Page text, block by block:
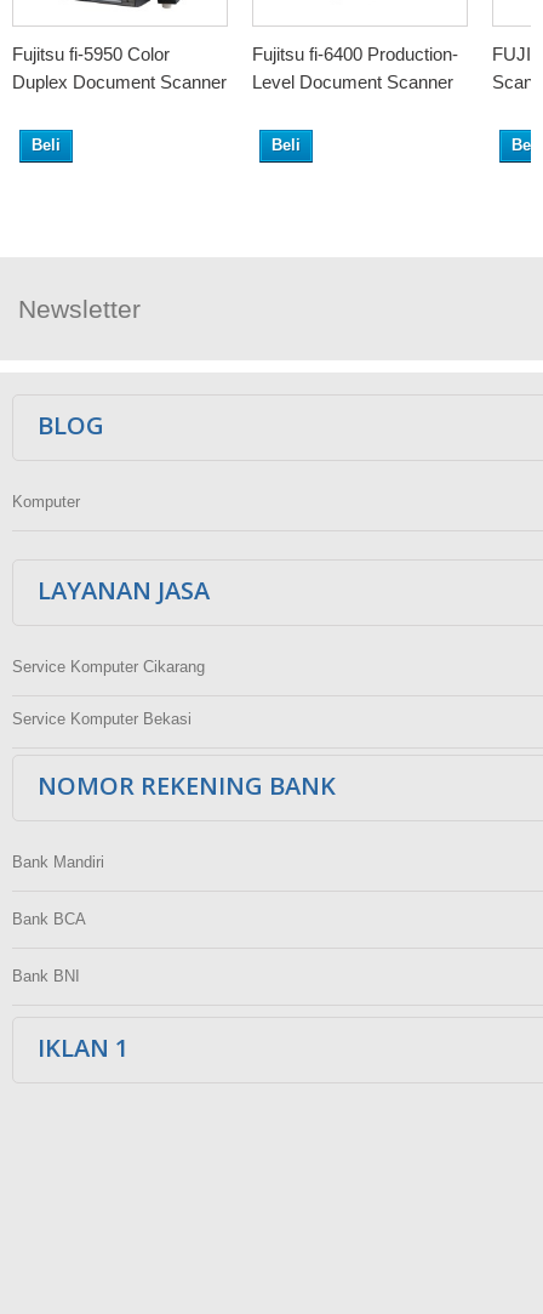
Fujitsu fi-5950 Color
Duplex Document Scanner
Beli
Fujitsu fi-6400 Production-
Level Document Scanner
Beli Beli
Newsletter
BLOG
Komputer
LAYANAN JASA
Service Komputer Cikarang
Service Komputer Bekasi
NOMOR REKENING BANK
Bank Mandiri
Bank BCA
Bank BNI
IKLAN 1